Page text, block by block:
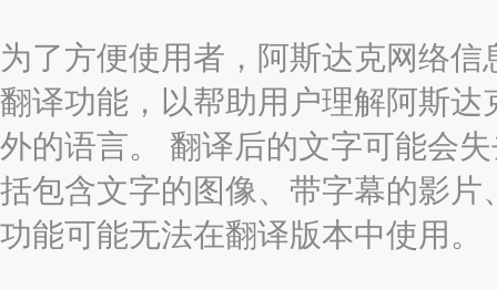
为了方便使用者，阿斯达克网络
翻译功能，以帮助用户理解阿斯
外的语言。 翻译后的文字可能会
括包含文字的图像、带字幕的影
功能可能无法在翻译版本中使用。